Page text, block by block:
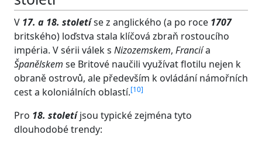
V 17. a 18. stoletíse z anglického (a po roce 1707
britského) loďstva stala klíčová zbraň rostoucího
impéria. V sérii válek s Nizozemskem, Franciía
Španělskem se Britové naučili využívat flotilu nejen k
obraně ostrovů, ale především k ovládání námořních
cest a koloniálních oblastí.[10]
Pro 18. stoletíjsou typické zejména tyto
dlouhodobé trendy: